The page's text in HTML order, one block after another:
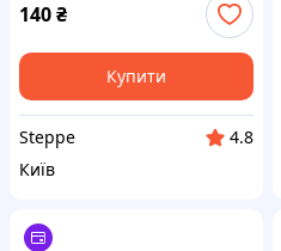
140₴
Купити
Steppe
4.8
Київ